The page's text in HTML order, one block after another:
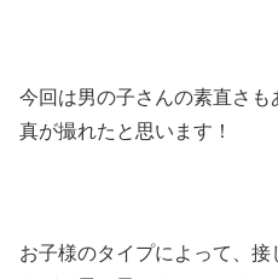
今回は男の子さんの素直さ
真が撮れたと思います！
お子様のタイプによって、